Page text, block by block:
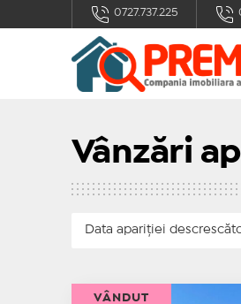
0727.737.225
Vânzări
VÂNDUT